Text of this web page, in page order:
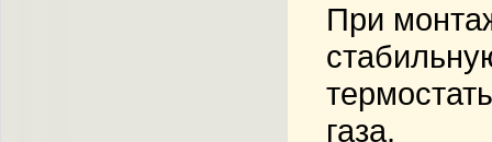
При
газа.